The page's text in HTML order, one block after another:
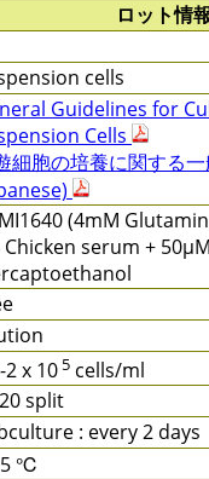
ロット情
cells
Guidelines for
Cells
細胞の培養に関する
(4mM
Chicken serum +
2 x 10 5 cells/ml
split
: every 2 days
℃